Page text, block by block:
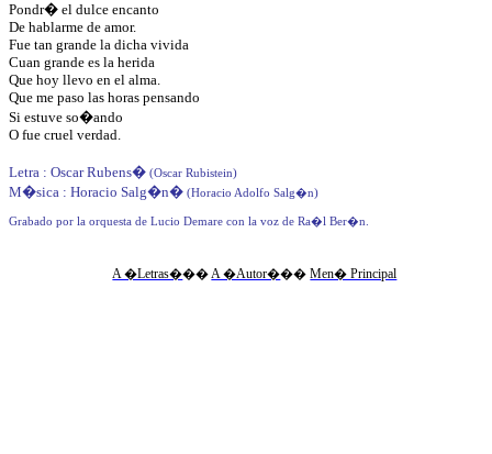
Pondr� el dulce encanto
De hablarme de amor.
Fue tan grande la dicha vivida
Cuan grande es la herida
Que hoy llevo en el alma.
Que me paso las horas pensando
Si estuve so�ando
O fue cruel verdad.
Letra : Oscar Rubens� (Oscar Rubistein)
M�sica : Horacio Salg�n� (Horacio Adolfo Salg�n)
Grabado por la orquesta de Lucio Demare con la voz de Ra�l Ber�n.
A �Letras���A �Autor���Men� Principal